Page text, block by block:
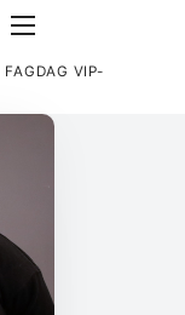
FAGDAG VIP-